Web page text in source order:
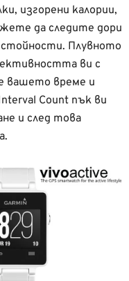
изгорени калории,
да следите дори
стойности. Плувното
ви с
вашето време и
Count пък ви
и след това